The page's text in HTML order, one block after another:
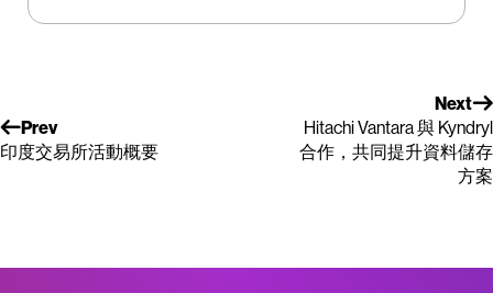
Prev
印度交易所活動概要
Next
Hitachi Vantara 與 Kyndryl
合作，共同提升資料儲存
方案